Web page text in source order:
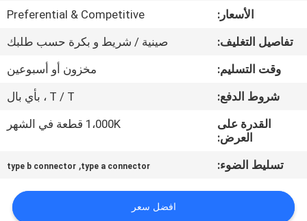
في
مراقبة
الجودة
اتصل
بنا
الأسعار:
Preferential & Competitive
تفاصيل التغليف:
صينية / شريط و بكرة حسب طلبك
وقت التسليم:
مخزون أو أسبوعين
شروط الدفع:
T / T ، بأي بال
القدرة على
العرض:
1،000K قطعة في الشهر
تسليط الضوء: type a connector
,
type b connector
افضل سعر